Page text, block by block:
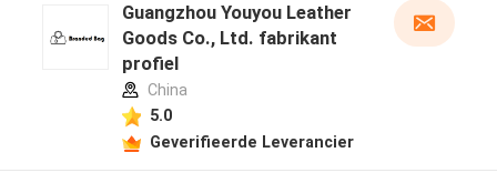
Guangzhou Youyou Leather
Goods Co., Ltd. fabrikant
profiel
China
5.0
Geverifieerde Leverancier